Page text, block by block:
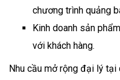
chương trình quảng
Kinh doanh sản
với khách hàng.
Nhu cầu mở rộng đại lý tại